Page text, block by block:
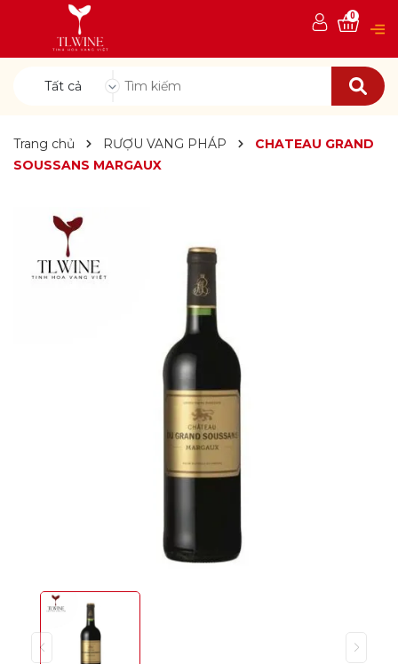
Tất cả
0
Trang chủ RƯỢU VANG PHÁP
CHATEAU GRAND
SOUSSANS MARGAUX